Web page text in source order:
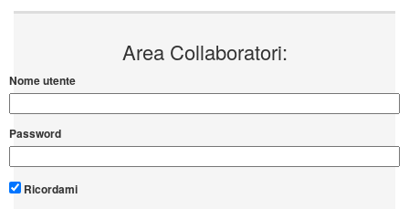
Area Collaboratori:
Nome utente
Password
Ricordami